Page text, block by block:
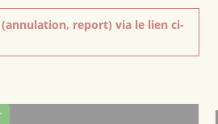
report) via le lien ci-